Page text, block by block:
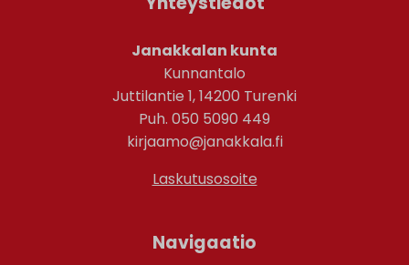
Janakkalan kunta
Kunnantalo
Juttilantie 1, 14200 Turenki
Puh. 050 5090 449
kirjaamo@janakkala.fi
Laskutusosoite
Navigaatio